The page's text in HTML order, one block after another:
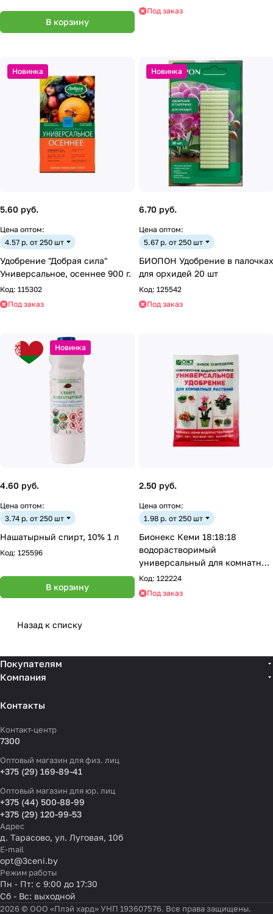
В корзину
Под заказ
Новинка
5.60 руб.
Цена оптом:
4.57 р. от 250 шт
Удобрение "Добрая сила"
Универсальное, осеннее 900 г.
Код: 115302
Под заказ
Новинка
6.70 руб.
Цена оптом:
5.67 р. от 250 шт
БИОПОН Удобрение в палочках
для орхидей 20 шт
Код: 125542
Под заказ
Новинка
4.60 руб.
Цена оптом:
3.74 р. от 250 шт
Нашатырный спирт, 10% 1 л
Код: 125596
В корзину
2.50 руб.
Цена оптом:
1.98 р. от 250 шт
Бионекс Кеми 18:18:18
водорастворимый
универсальный для комнатных
растений 50 гр
Код: 122224
Под заказ
Назад к списку
Покупателям
Компания
Контакты
Контакт-центр
7300
Оптовый магазин для физ. лиц
+375 (29) 169-89-41
Оптовый магазин для юр. лиц
+375 (44) 500-88-99
+375 (29) 120-99-53
Адрес
д. Тарасово, ул. Луговая, 10б
E-mail
opt@3ceni.by
Режим работы
Пн - Пт: с 9:00 до 17:30
Сб - Вс: выходной
2026 © ООО «Плэй хард» УНП 193607576. Все права защищены.